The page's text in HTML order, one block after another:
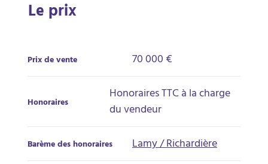
Le prix
Prix de vente 70 000 €
Honoraires Honoraires TTC à la charge
du vendeur
Barème des honoraires Lamy / Richardière